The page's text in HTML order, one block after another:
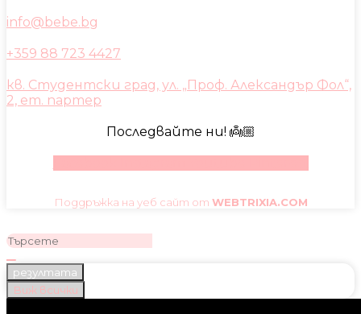
info@bebe.bg
+359 88 723 4427
кв. Студентски град, ул. „Проф. Александър Фол“,
2, ет. партер
Последвайте ни! 👼🏼
Поддръжка на уеб сайт от WEBTRIXIA.COM
резултата
Виж всички